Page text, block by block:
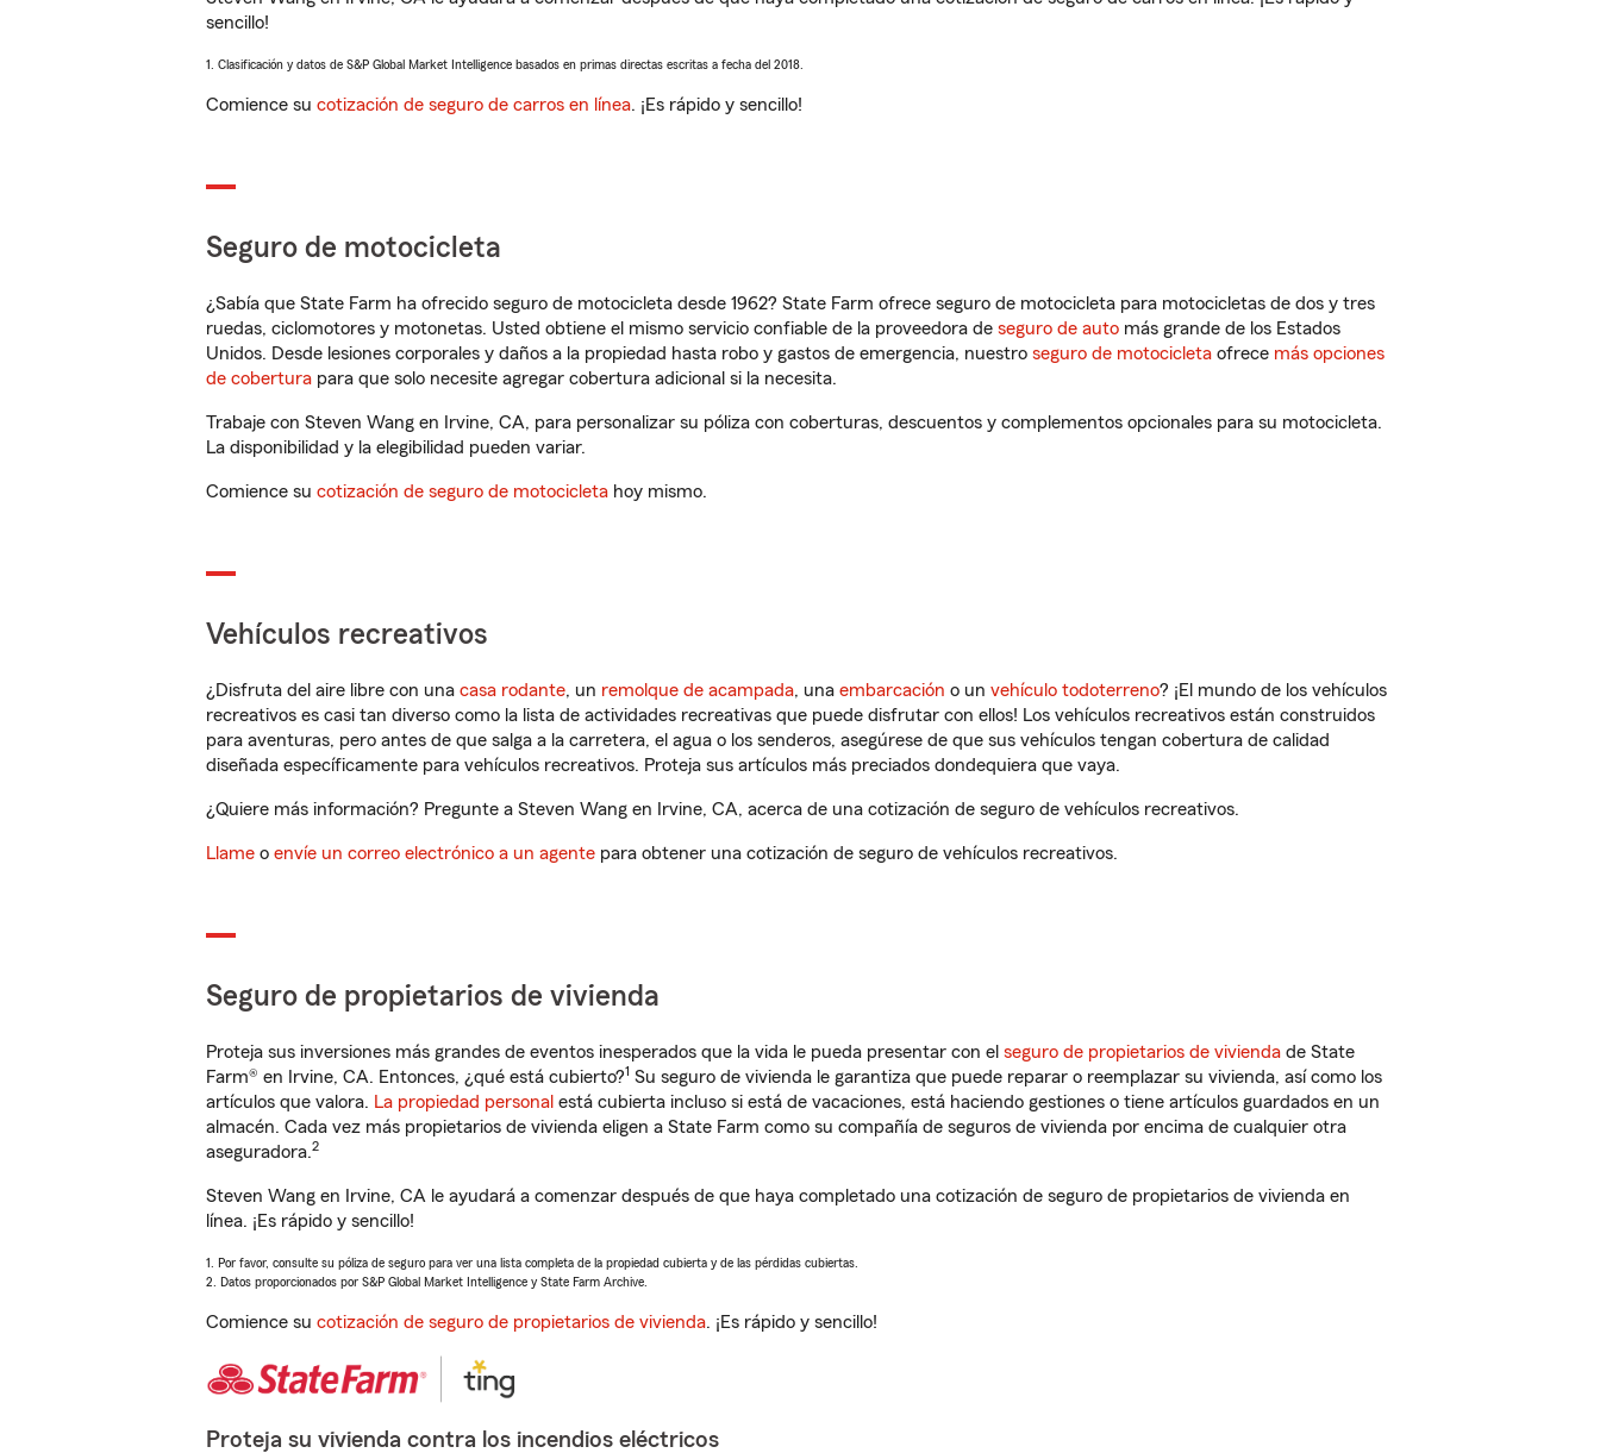
sencillo!
1. Clasificación y datos de S&P Global Market Intelligence basados en primas directas escritas a fecha del 2018.
Comience su cotización de seguro de carros en línea. ¡Es rápido y sencillo!
Seguro de motocicleta
¿Sabía que State Farm ha ofrecido seguro de motocicleta desde 1962? State Farm ofrece seguro de motocicleta para motocicletas de dos y tres
ruedas, ciclomotores y motonetas. Usted obtiene el mismo servicio confiable de la proveedora de seguro de auto más grande de los Estados
Unidos. Desde lesiones corporales y daños a la propiedad hasta robo y gastos de emergencia, nuestro seguro de motocicleta ofrece más opciones
de cobertura para que solo necesite agregar cobertura adicional si la necesita.
Trabaje con Steven Wang en Irvine, CA, para personalizar su póliza con coberturas, descuentos y complementos opcionales para su motocicleta.
La disponibilidad y la elegibilidad pueden variar.
Comience su cotización de seguro de motocicleta hoy mismo.
Vehículos recreativos
¿Disfruta del aire libre con una casa rodante, un remolque de acampada, una embarcación o un vehículo todoterreno? ¡El mundo de los vehículos
recreativos es casi tan diverso como la lista de actividades recreativas que puede disfrutar con ellos! Los vehículos recreativos están construidos
para aventuras, pero antes de que salga a la carretera, el agua o los senderos, asegúrese de que sus vehículos tengan cobertura de calidad
diseñada específicamente para vehículos recreativos. Proteja sus artículos más preciados dondequiera que vaya.
¿Quiere más información? Pregunte a Steven Wang en Irvine, CA, acerca de una cotización de seguro de vehículos recreativos.
Llame o envíe un correo electrónico a un agente para obtener una cotización de seguro de vehículos recreativos.
Seguro de propietarios de vivienda
Proteja sus inversiones más grandes de eventos inesperados que la vida le pueda presentar con el seguro de propietarios de vivienda de State
Farm® en Irvine, CA. Entonces, ¿qué está cubierto?1 Su seguro de vivienda le garantiza que puede reparar o reemplazar su vivienda, así como los
artículos que valora. La propiedad personal está cubierta incluso si está de vacaciones, está haciendo gestiones o tiene artículos guardados en un
almacén. Cada vez más propietarios de vivienda eligen a State Farm como su compañía de seguros de vivienda por encima de cualquier otra
aseguradora.2
Steven Wang en Irvine, CA le ayudará a comenzar después de que haya completado una cotización de seguro de propietarios de vivienda en
línea. ¡Es rápido y sencillo!
1. Por favor, consulte su póliza de seguro para ver una lista completa de la propiedad cubierta y de las pérdidas cubiertas.
2. Datos proporcionados por S&P Global Market Intelligence y State Farm Archive.
Comience su cotización de seguro de propietarios de vivienda. ¡Es rápido y sencillo!
Proteja su vivienda contra los incendios eléctricos